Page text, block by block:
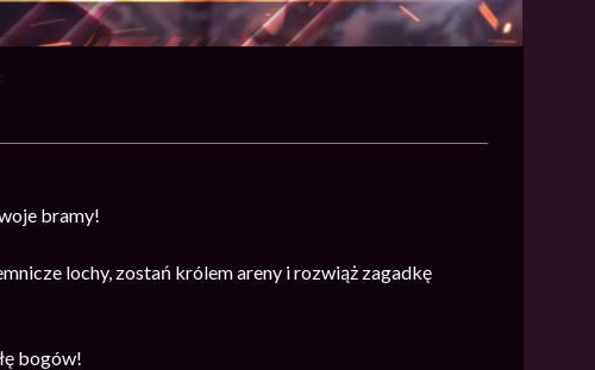
bramy!
lochy, zostań królem areny i rozwiąż zagadkę
bogów!